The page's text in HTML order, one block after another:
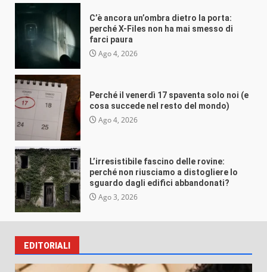
(e cosa succede nel resto del mondo)
VEB Ago 4, 2026
Misteri e insolito
L’irresistibile fascino delle rovine:
perché non riusciamo a distogliere lo
sguardo dagli edifici abbandonati?
VEB Ago 3, 2026
Misteri e insolito
Perché crediamo (e raccontiamo) alle
C’è ancora un’ombra dietro la porta:
perché X-Files non ha mai smesso di
farci paura
Ago 4, 2026
Perché il venerdì 17 spaventa solo noi (e
cosa succede nel resto del mondo)
Ago 4, 2026
L’irresistibile fascino delle rovine:
perché non riusciamo a distogliere lo
sguardo dagli edifici abbandonati?
Ago 3, 2026
EDITORIALI